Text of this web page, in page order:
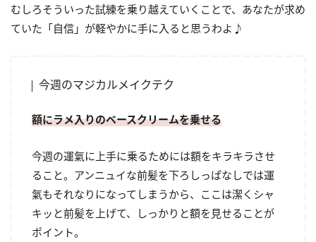
むしろそういった試練を乗り越えていくことで、あなたが求め
ていた「自信」が軽やかに手に入ると思うわよ♪
今週のマジカルメイクテク
額にラメ入りのベースクリームを乗せる
今週の運氣に上手に乗るためには額をキラキラさせ
ること。アンニュイな前髪を下ろしっぱなしでは運
氣もそれなりになってしまうから、ここは潔くシャ
キッと前髪を上げて、しっかりと額を見せることが
ポイント。